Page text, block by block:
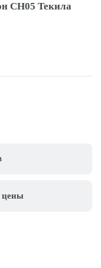
цены
CH05 Текила